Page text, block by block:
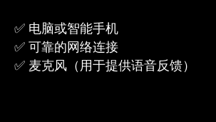
✅ 电脑或智能手机
✅ 可靠的网络连接
✅ 麦克风（用于提供语音反馈）